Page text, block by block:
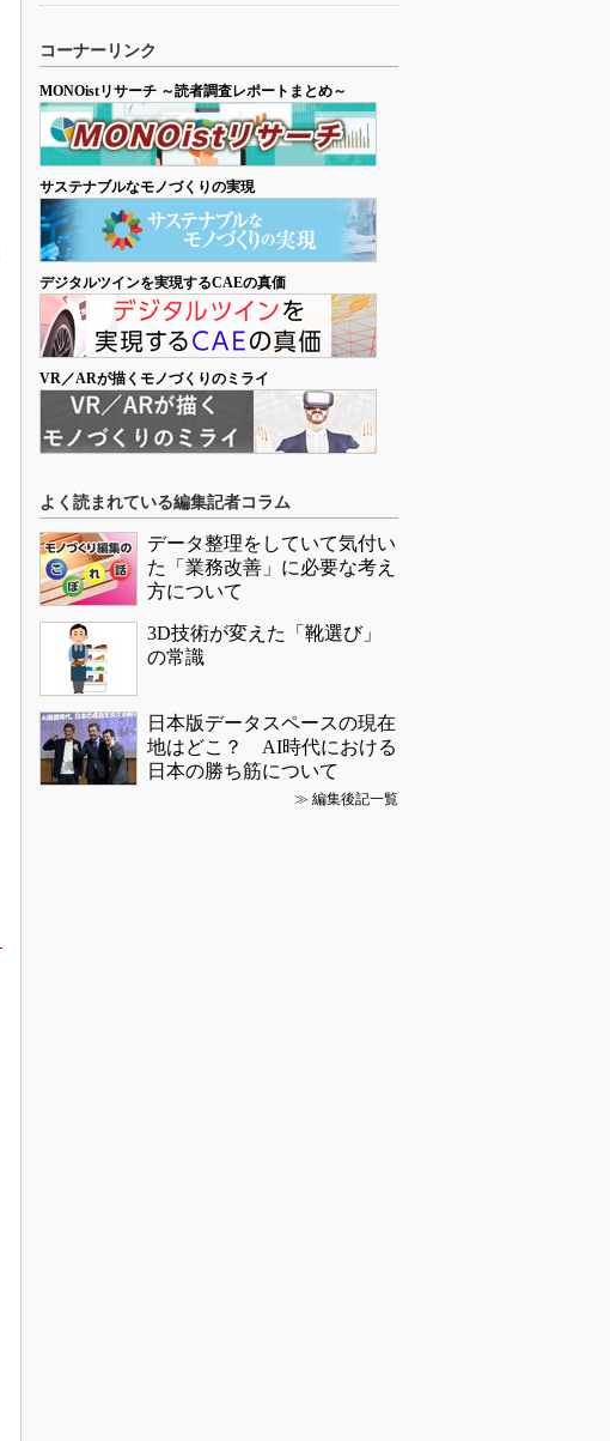
コーナーリンク
MONOistリサーチ ～読者調査レポートまとめ～
サステナブルなモノづくりの実現
デジタルツインを実現するCAEの真価
VR／ARが描くモノづくりのミライ
よく読まれている編集記者コラム
データ整理をしていて気付い
た「業務改善」に必要な考え
方について
3D技術が変えた「靴選び」
の常識
日本版データスペースの現在
地はどこ？ AI時代における
日本の勝ち筋について
≫ 編集後記一覧